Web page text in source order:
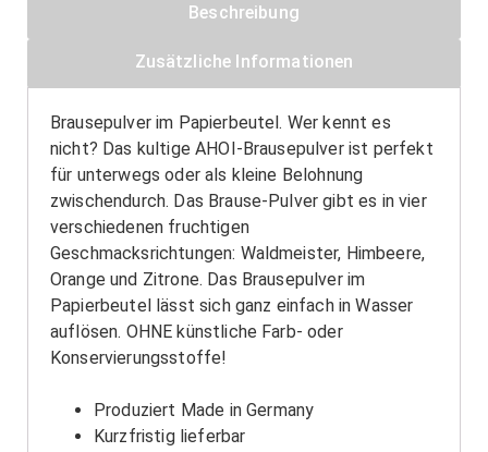
Beschreibung
Zusätzliche Informationen
Brausepulver im Papierbeutel. Wer kennt es
nicht? Das kultige AHOI-Brausepulver ist perfekt
für unterwegs oder als kleine Belohnung
zwischendurch. Das Brause-Pulver gibt es in vier
verschiedenen fruchtigen
Geschmacksrichtungen: Waldmeister, Himbeere,
Orange und Zitrone. Das Brausepulver im
Papierbeutel lässt sich ganz einfach in Wasser
auflösen. OHNE künstliche Farb- oder
Konservierungsstoffe!
Produziert Made in Germany
Kurzfristig lieferbar